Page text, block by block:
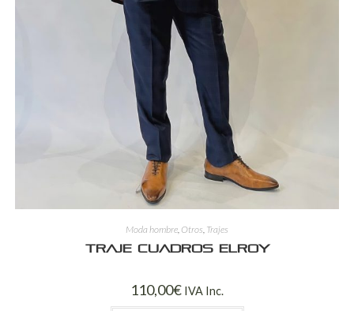
Moda hombre Otros Trajes
Traje cuadros Elroy
110,00€ IVA Inc.